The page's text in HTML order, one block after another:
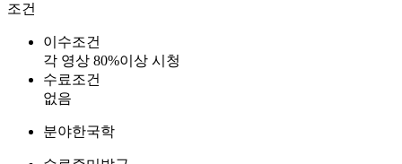
조건
이수조건
각 영상 80%이상 시청
수료조건
없음
분야한국학